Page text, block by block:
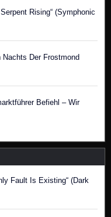
Rising“ (Symphonic
Nachts Der Frostmond
Befiehl – Wir
Fault Is Existing“ (Dark